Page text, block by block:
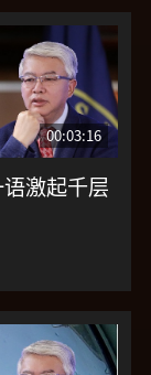
00:03:16
激起千层